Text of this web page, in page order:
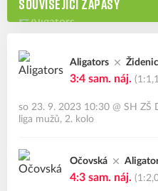
SOUVISEJÍCÍ ZÁPASY
Aligators
3:4 sam. náj.
so 23. 9. 2023 10:30 @ SH ZŠ
liga mužů, 2. kolo
Očovská
4:3 sam. náj.